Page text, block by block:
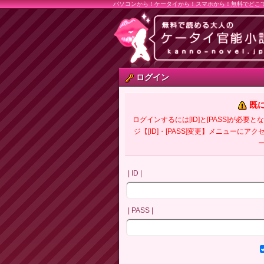
パソコンから！ケータイから！スマホから！無料でどこ
ログイン
既
ログインするには[ID]と[PASS]が必要と
ジ【[ID]・[PASS]変更】メニューにアク
| ID |
| PASS |